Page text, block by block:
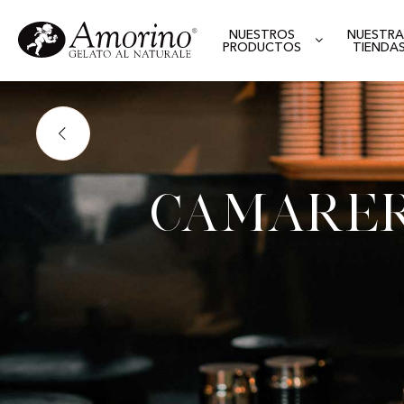
NUESTROS
PRODUCTOS